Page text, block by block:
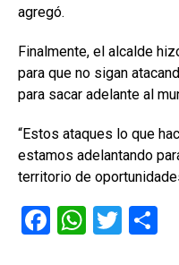
agregó.
Finalmente, el alcalde
para que no sigan
para sacar adelante al
“Estos ataques lo que
estamos adelantando
territorio de
F
W T